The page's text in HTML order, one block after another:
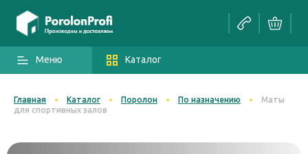
Меню Каталог
Главная Каталог Поролон По назначению
Маты
для спортивных залов